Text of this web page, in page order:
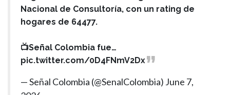
Nacional de Consultoría, con un rating de
hogares de 64477.
📺Señal Colombia fue…
pic.twitter.com/0D4FNmV2Dx
— Señal Colombia (@SenalColombia) June 7,